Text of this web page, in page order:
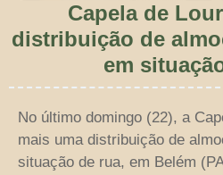
Capela de
distribuição de
em
No último domingo (22), a
mais uma distribuição de
situação de rua, em Belém